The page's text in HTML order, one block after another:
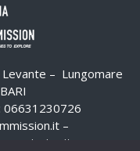
Levante – Lungomare
06631230726
–